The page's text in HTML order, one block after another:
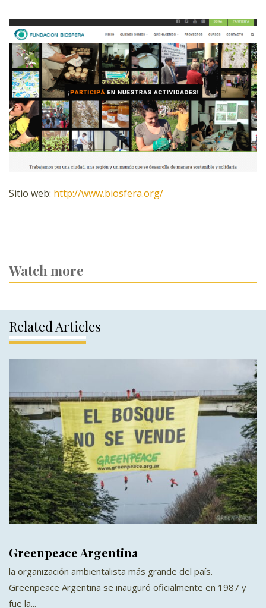
Sitio web: http://www.biosfera.org/
Watch more
Related Articles
Greenpeace Argentina
la organización ambientalista más grande del país.
Greenpeace Argentina se inauguró oficialmente en 1987 y
fue la...